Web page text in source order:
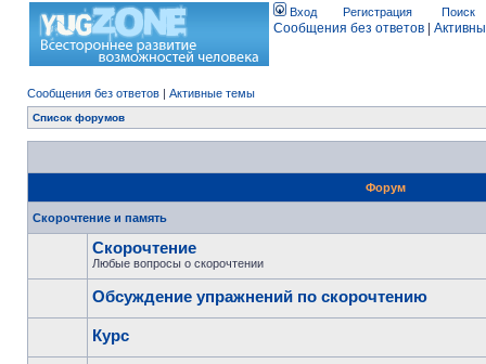
Вход Регистрация Поиск
Сообщения без ответов
Сообщения без ответов | Активные темы
Список форумов
Форум
Скорочтение и память
Скорочтение
Любые вопросы о скорочтении
Обсуждение упражнений по скорочтению
Курс